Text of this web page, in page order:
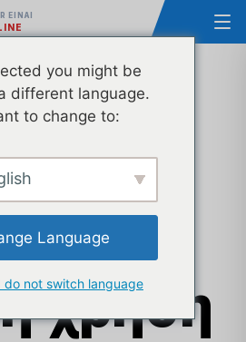
ΕΊΝΑΙ
χρήση
you might be
different language.
to change to:
Language
do not switch language